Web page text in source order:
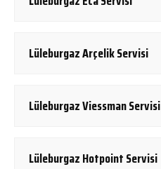
Lüleburgaz Arçelik Servisi
Lüleburgaz Viessman Servisi
Lüleburgaz Hotpoint Servisi